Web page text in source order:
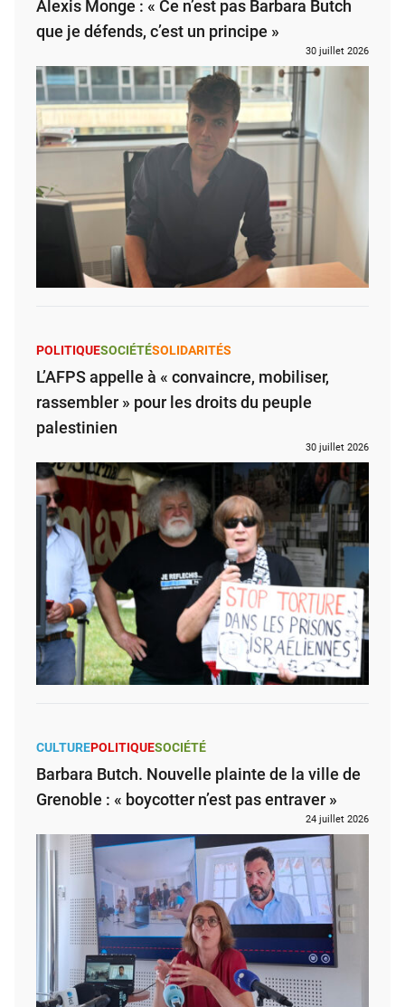
Alexis Monge : « Ce n’est pas Barbara Butch
que je défends, c’est un principe »
30 juillet 2026
POLITIQUESOCIÉTÉSOLIDARITÉS
L’AFPS appelle à « convaincre, mobiliser,
rassembler » pour les droits du peuple
palestinien
30 juillet 2026
CULTUREPOLITIQUESOCIÉTÉ
Barbara Butch. Nouvelle plainte de la ville de
Grenoble : « boycotter n’est pas entraver »
24 juillet 2026